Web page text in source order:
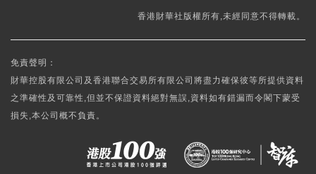
香港財華社版權所有,未經同意不得轉載。
免責聲明：
財華控股有限公司及香港聯合交易所有限公司將盡力確保彼等所提供資料
之準確性及可靠性,但並不保證資料絕對無誤,資料如有錯漏而令閣下蒙受
損失,本公司概不負責。